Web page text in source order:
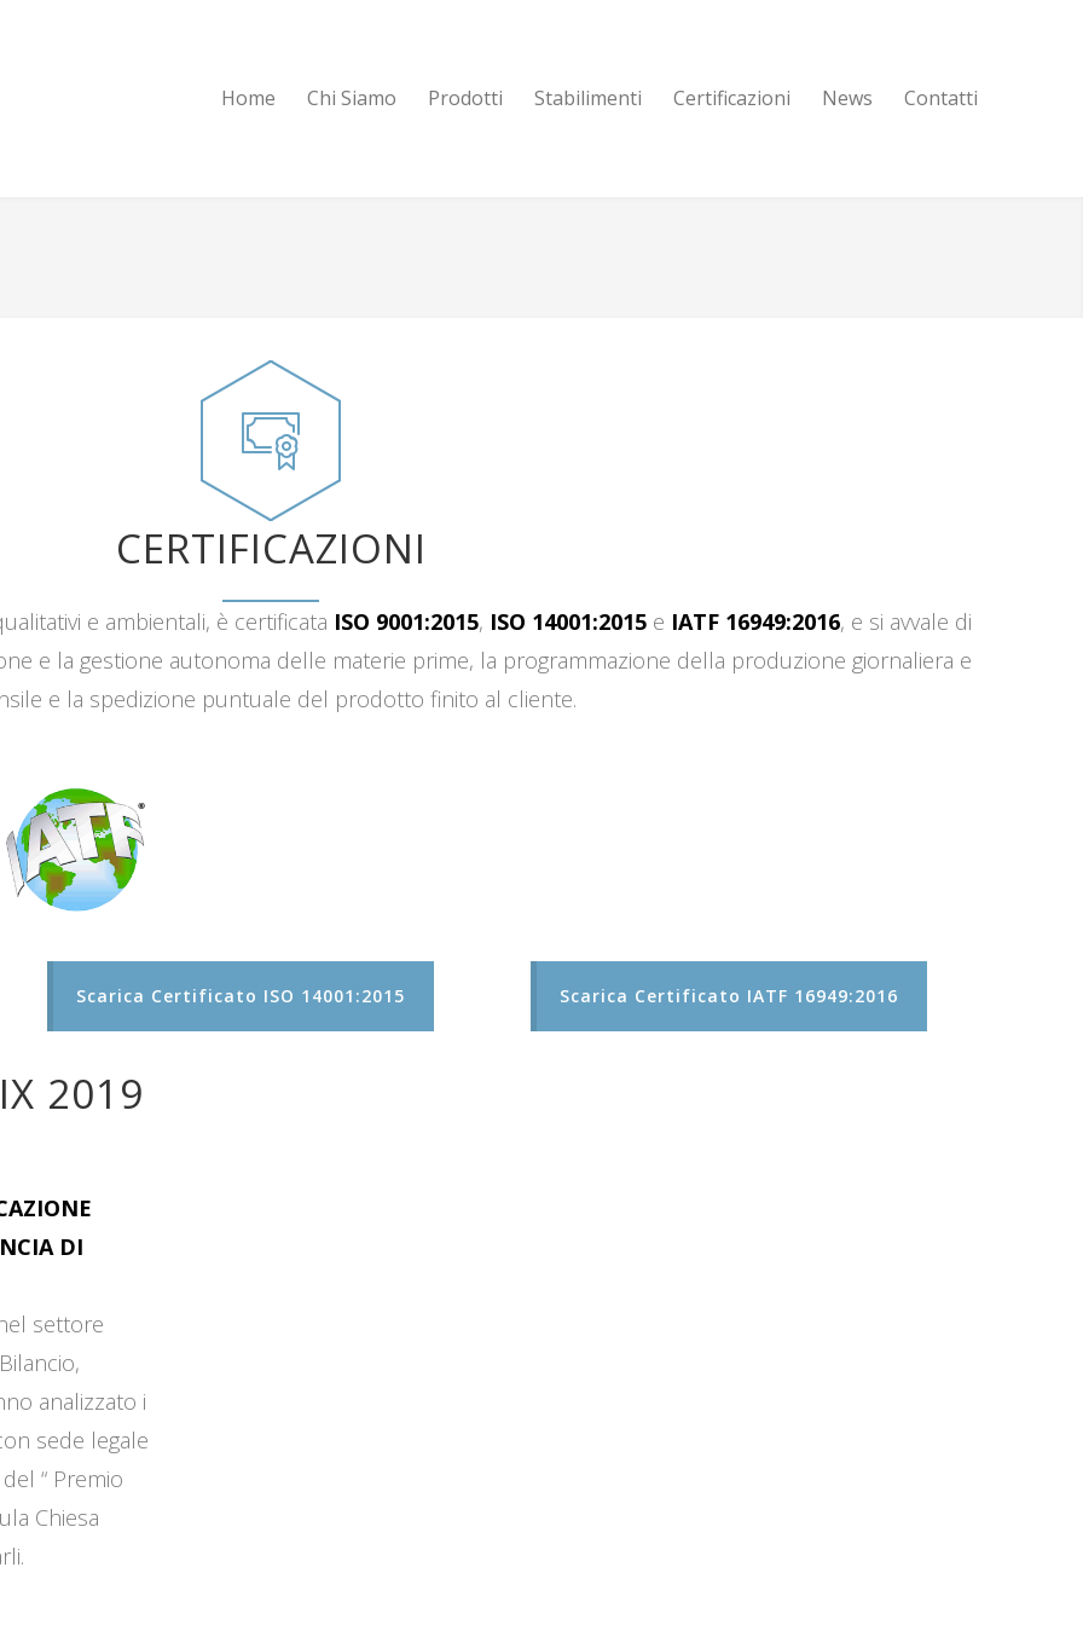
Home Chi Siamo Prodotti Stabilimenti Certificazioni News Contatti
CERTIFICAZIONI
e ambientali, è certificata ISO 9001:2015, ISO 14001:2015 e IATF 16949:2016, e si avvale di
e la gestione autonoma delle materie prime, la programmazione della produzione giornaliera e
e la spedizione puntuale del prodotto finito al cliente.
Scarica Certificato ISO 14001:2015 Scarica Certificato IATF 16949:2016
2019
DI
settore
analizzato i
sede legale
“ Premio
Chiesa